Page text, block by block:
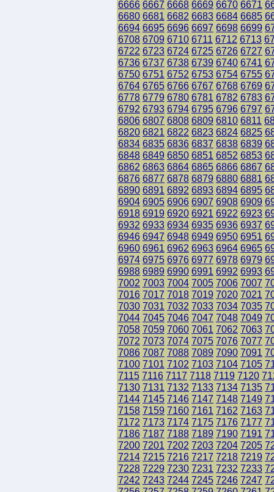
6666 6667 6668 6669 6670 6671
6680 6681 6682 6683 6684 6685
6694 6695 6696 6697 6698 6699
6708 6709 6710 6711 6712 6713
6722 6723 6724 6725 6726 6727
6736 6737 6738 6739 6740 6741
6750 6751 6752 6753 6754 6755
6764 6765 6766 6767 6768 6769
6778 6779 6780 6781 6782 6783
6792 6793 6794 6795 6796 6797
6806 6807 6808 6809 6810 6811
6820 6821 6822 6823 6824 6825
6834 6835 6836 6837 6838 6839
6848 6849 6850 6851 6852 6853
6862 6863 6864 6865 6866 6867
6876 6877 6878 6879 6880 6881
6890 6891 6892 6893 6894 6895
6904 6905 6906 6907 6908 6909
6918 6919 6920 6921 6922 6923
6932 6933 6934 6935 6936 6937
6946 6947 6948 6949 6950 6951
6960 6961 6962 6963 6964 6965
6974 6975 6976 6977 6978 6979
6988 6989 6990 6991 6992 6993
7002 7003 7004 7005 7006 7007
7016 7017 7018 7019 7020 7021
7030 7031 7032 7033 7034 7035
7044 7045 7046 7047 7048 7049
7058 7059 7060 7061 7062 7063
7072 7073 7074 7075 7076 7077
7086 7087 7088 7089 7090 7091
7100 7101 7102 7103 7104 7105
7115 7116 7117 7118 7119 7120
7130 7131 7132 7133 7134 7135
7144 7145 7146 7147 7148 7149
7158 7159 7160 7161 7162 7163
7172 7173 7174 7175 7176 7177
7186 7187 7188 7189 7190 7191
7200 7201 7202 7203 7204 7205
7214 7215 7216 7217 7218 7219
7228 7229 7230 7231 7232 7233
7242 7243 7244 7245 7246 7247